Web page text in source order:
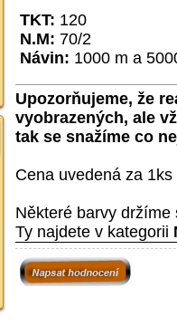
TKT: 120
N.M: 70/2
Návin: 1000 m a
Upozorňujeme, že
vyobrazených, ale
tak se snažíme co
Cena uvedená za
Některé barvy
Ty najdete v kategorii